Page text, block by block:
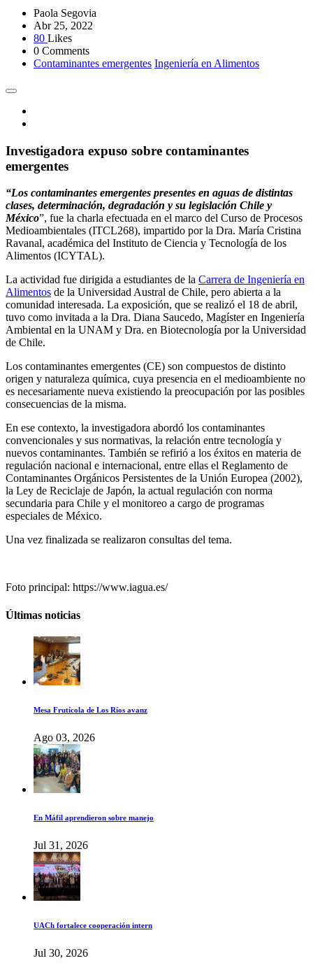
Paola Segovia
Abr 25, 2022
80 Likes
0 Comments
Contaminantes emergentes Ingeniería en Alimentos
Investigadora expuso sobre contaminantes
emergentes
“Los contaminantes emergentes presentes en aguas de distintas
clases, determinación, degradación y su legislación Chile y
México”, fue la charla efectuada en el marco del Curso de Procesos
Medioambientales (ITCL268), impartido por la Dra. María Cristina
Ravanal, académica del Instituto de Ciencia y Tecnología de los
Alimentos (ICYTAL).
La actividad fue dirigida a estudiantes de la Carrera de Ingeniería en
Alimentos de la Universidad Austral de Chile, pero abierta a la
comunidad interesada. La exposición, que se realizó el 18 de abril,
tuvo como invitada a la Dra. Diana Saucedo, Magíster en Ingeniería
Ambiental en la UNAM y Dra. en Biotecnología por la Universidad
de Chile.
Los contaminantes emergentes (CE) son compuestos de distinto
origen y naturaleza química, cuya presencia en el medioambiente no
es necesariamente nueva existiendo la preocupación por las posibles
consecuencias de la misma.
En ese contexto, la investigadora abordó los contaminantes
convencionales y sus normativas, la relación entre tecnología y
nuevos contaminantes. También se refirió a los éxitos en materia de
regulación nacional e internacional, entre ellas el Reglamento de
Contaminantes Orgánicos Persistentes de la Unión Europea (2002),
la Ley de Reciclaje de Japón, la actual regulación con norma
secundaria para Chile y el monitoreo a cargo de programas
especiales de México.
Una vez finalizada se realizaron consultas del tema.
Foto principal: https://www.iagua.es/
Últimas noticias
Mesa Frutícola de Los Ríos avanz
Ago 03, 2026
En Máfil aprendieron sobre manejo
Jul 31, 2026
UACh fortalece cooperación intern
Jul 30, 2026